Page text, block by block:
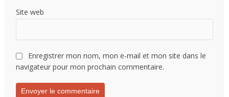
Site web
Enregistrer mon nom, mon e-mail et mon site dans le
navigateur pour mon prochain commentaire.